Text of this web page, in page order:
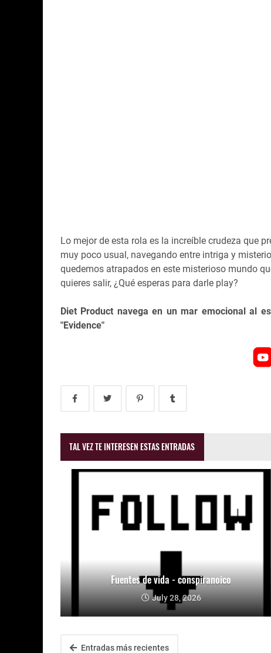
Lo mejor de esta rola es la increíble crudeza que
muy poco usual, navegando entre intriga y
quedemos atrapados en este misterioso mundo
quieres salir, ¿Qué esperas para darle play?
Diet Product navega en un mar emocional al
"Evidence"
TAL VEZ TE INTERESEN ESTAS ENTRADAS
Fuentes de vida - conspiranoico
July 28, 2026
Entradas más recientes